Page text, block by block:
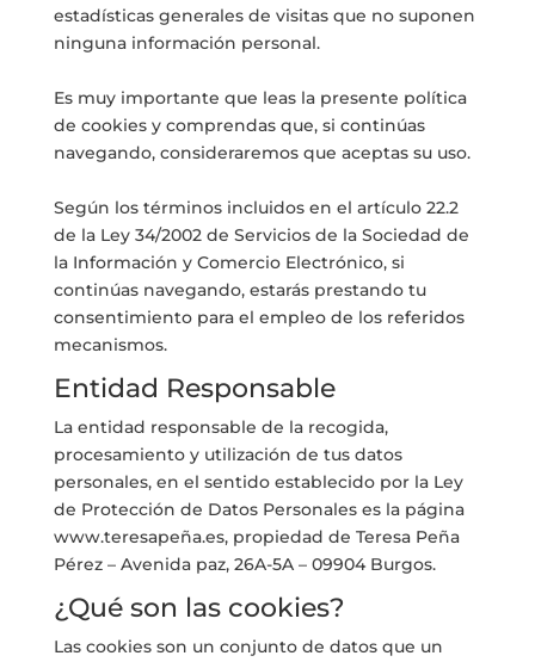
estadísticas generales de visitas que no suponen
ninguna información personal.
Es muy importante que leas la presente política
de cookies y comprendas que, si continúas
navegando, consideraremos que aceptas su uso.
Según los términos incluidos en el artículo 22.2
de la Ley 34/2002 de Servicios de la Sociedad de
la Información y Comercio Electrónico, si
continúas navegando, estarás prestando tu
consentimiento para el empleo de los referidos
mecanismos.
Entidad Responsable
La entidad responsable de la recogida,
procesamiento y utilización de tus datos
personales, en el sentido establecido por la Ley
de Protección de Datos Personales es la página
www.teresapeña.es, propiedad de Teresa Peña
Pérez – Avenida paz, 26A-5A – 09904 Burgos.
¿Qué son las cookies?
Las cookies son un conjunto de datos que un